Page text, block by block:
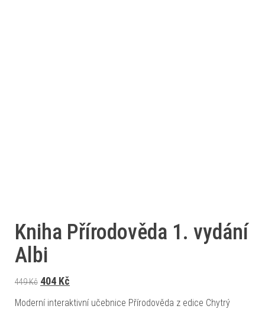
Kniha Přírodověda 1. vydání
Albi
449Kč Původní cena byla: 449 Kč.
404 Kč
Moderní interaktivní učebnice Přírodověda z edice Chytrý